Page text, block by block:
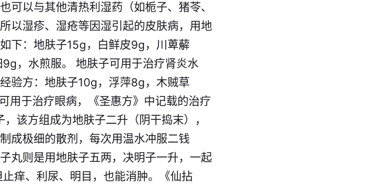
可以与其他清热利湿药（如栀子、猪苓、
以湿疹、湿疮等因湿引起的皮肤病，用地
下：地肤子15g，白鲜皮9g，川萆薢
，水煎服。 地肤子可用于治疗肾炎水
验方：地肤子10g，浮萍8g，木贼草
用于治疗眼病，《圣惠方》中记载的治疗
该方组成为地肤子二升（阴干捣末），
成极细的散剂，每次用温水冲服二钱
丸则是用地肤子五两，决明子一升，一起
痒、利尿、明目，也能消肿。《仙拈